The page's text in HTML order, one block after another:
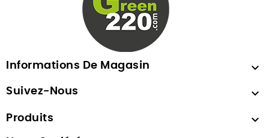
Informations De Magasin 
Suivez-Nous 
Produits 